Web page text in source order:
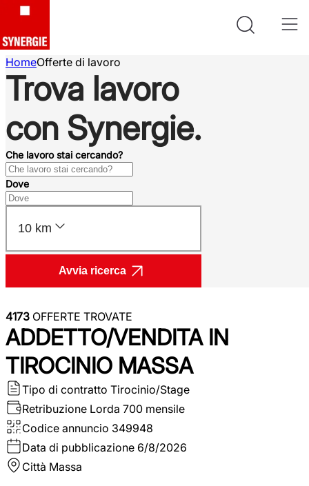
HomeOfferte di lavoro
Trova lavoro
con Synergie.
Che lavoro stai cercando?
Dove
10 km
Avvia ricerca
4173 OFFERTE TROVATE
ADDETTO/VENDITA IN
TIROCINIO MASSA
Tipo di contratto Tirocinio/Stage
Retribuzione Lorda 700 mensile
Codice annuncio 349948
Data di pubblicazione 6/8/2026
Città Massa